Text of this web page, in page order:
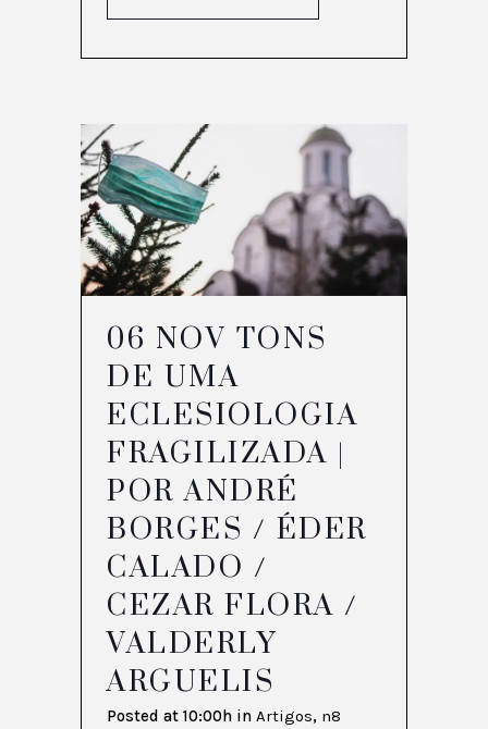
06 NOV TONS
DE UMA
ECLESIOLOGIA
FRAGILIZADA |
POR ANDRÉ
BORGES / ÉDER
CALADO /
CEZAR FLORA /
VALDERLY
ARGUELIS
Posted at 10:00h in Artigos, n8